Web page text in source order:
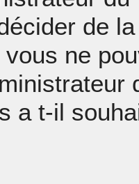
de
ne
a t-il